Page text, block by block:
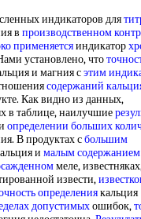
индикаторов для
в производственном
применяетсяиндикатор
установлено, что
и магния сэтим
содержаний
Как видно из данных,
в таблице, наилучшие
определении больших
В продуктах сбольшим
и малым содержанием
меле,
извести,
определениякальция
допустимыхошибок,